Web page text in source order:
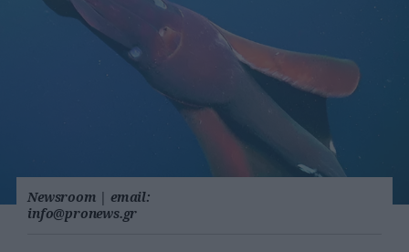
Newsroom | email:
info@pronews.gr